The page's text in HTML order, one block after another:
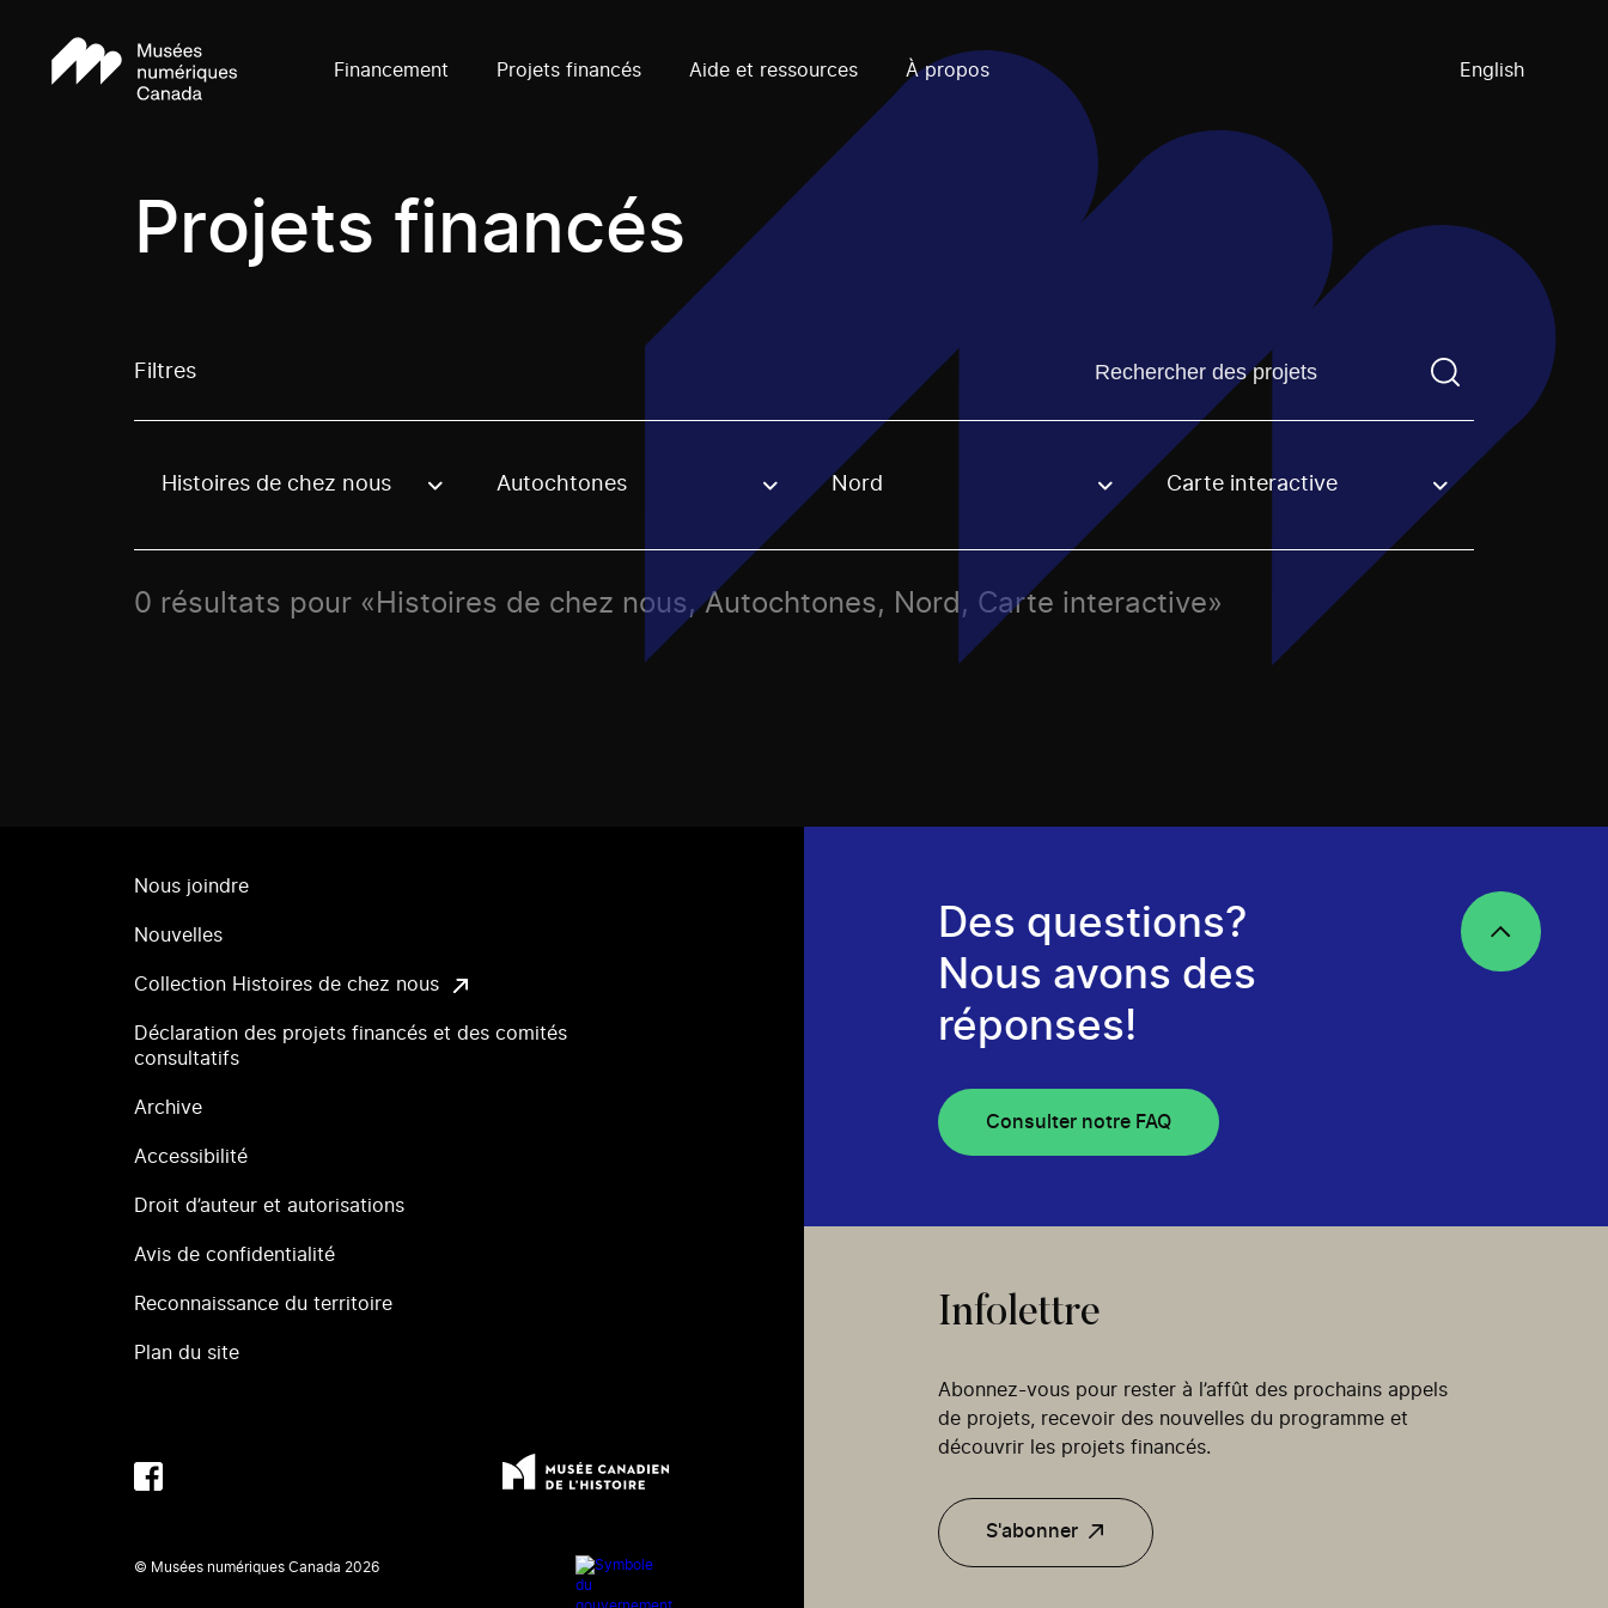
Financement Projets financés Aide et ressources À propos English
Projets financés
Filtres Trouvez un projetVous devez saisir un terme de
Use these options to filter projects by topic, stream or regon. The filter will be applied when selecting an option.
Histoires de chez nous Autochtones Nord Carte interactive
0 résultats pour «Histoires de chez nous, Autochtones, Nord, Carte interactive»
Nous joindre
Nouvelles
Collection Histoires de chez nous
Déclaration des projets financés et des comités
consultatifs
Archive
Accessibilité
Droit d’auteur et autorisations
Avis de confidentialité
Reconnaissance du territoire
Plan du site
© Musées numériques Canada 2026
Des questions?
Nous avons des
réponses!
Consulter notre FAQ
Infolettre
Abonnez-vous pour rester à l’affût des prochains appels
de projets, recevoir des nouvelles du programme et
découvrir les projets financés.
S'abonner